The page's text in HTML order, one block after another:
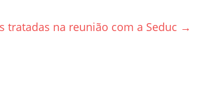
tratadas na reunião com a Seduc →